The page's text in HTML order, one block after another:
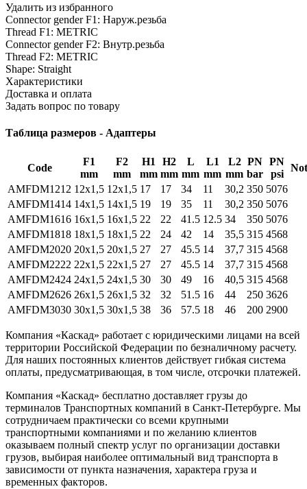
Удалить из избранного
Connector gender F1: Наруж.резьба
Thread F1: METRIC
Connector gender F2: Внутр.резьба
Thread F2: METRIC
Shape: Straight
Характеристики
Доставка и оплата
Задать вопрос по товару
Таблица размеров - Адаптеры
Code
F1
mm
F2
mm
H1
mm
H2
mm
L
mm
L1
mm
L2
mm
PN
bar
PN
psi
AMFDM1212 12x1,5 12x1,5 17 17 34 11 30,2 350 5076
AMFDM1414 14x1,5 14x1,5 19 19 35 11 30,2 350 5076
AMFDM1616 16x1,5 16x1,5 22 22 41.5 12.5 34 350 5076
AMFDM1818 18x1,5 18x1,5 22 24 42 14 35,5 315 4568
AMFDM2020 20x1,5 20x1,5 27 27 45.5 14 37,7 315 4568
AMFDM2222 22x1,5 22x1,5 27 27 45.5 14 37,7 315 4568
AMFDM2424 24x1,5 24x1,5 30 30 49 16 40,5 315 4568
AMFDM2626 26x1,5 26x1,5 32 32 51.5 16 44 250 3626
AMFDM3030 30x1,5 30x1,5 38 36 57.5 18 46 200 2900
Компания «Каскад» работает с юридическими лицами на всей
территории Российской Федерации по безналичному расчету.
Для наших постоянных клиентов действует гибкая система
оплаты, предусматривающая, в том числе, отсрочки платежей.
Компания «Каскад» бесплатно доставляет грузы до
терминалов Транспортных компаний в Санкт-Петербурге. Мы
сотрудничаем практически со всеми крупными
транспортными компаниями и по желанию клиентов
оказываем полный спектр услуг по организации доставки
грузов, выбирая наиболее оптимальный вид транспорта в
зависимости от пункта назначения, характера груза и
временных факторов.